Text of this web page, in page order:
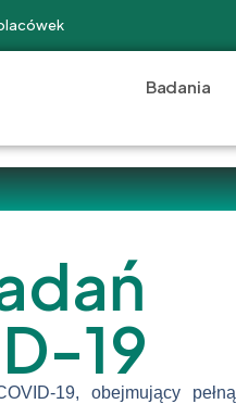
Badania
19
19, obejmujący pełną